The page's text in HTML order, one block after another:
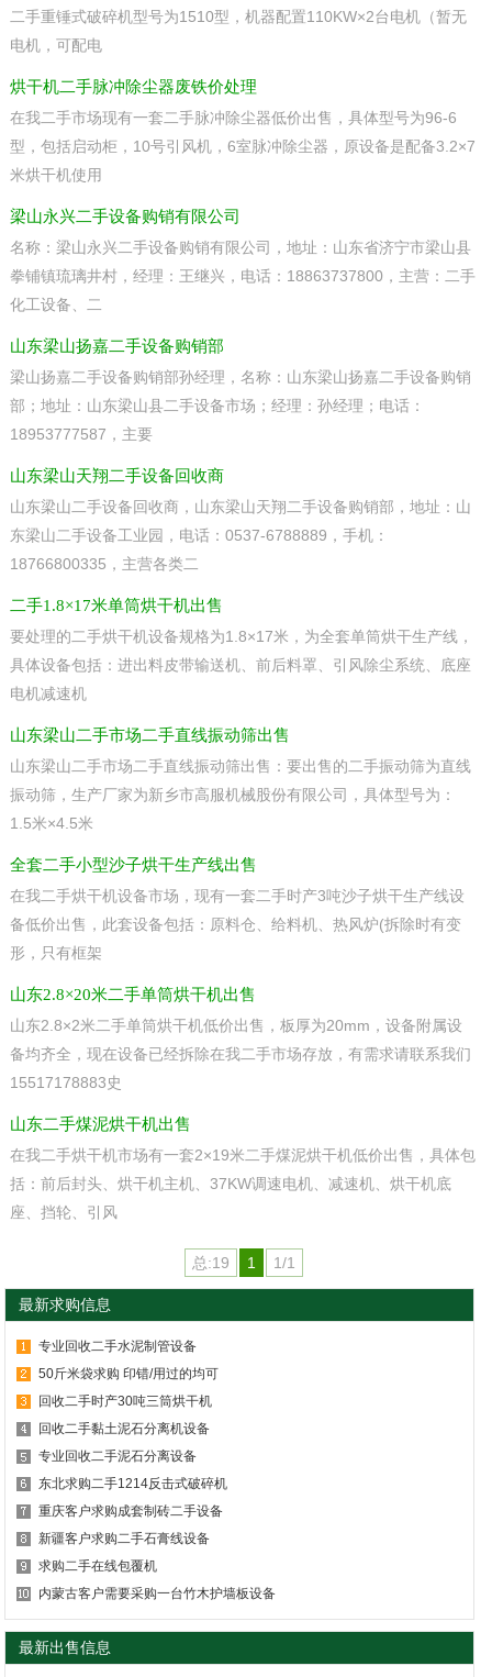
二手重锤式破碎机型号为1510型，机器配置110KW×2台电机（暂无
电机，可配电
烘干机二手脉冲除尘器废铁价处理
在我二手市场现有一套二手脉冲除尘器低价出售，具体型号为96-6
型，包括启动柜，10号引风机，6室脉冲除尘器，原设备是配备3.2×7
米烘干机使用
梁山永兴二手设备购销有限公司
名称：梁山永兴二手设备购销有限公司，地址：山东省济宁市梁山县
拳铺镇琉璃井村，经理：王继兴，电话：18863737800，主营：二手
化工设备、二
山东梁山扬嘉二手设备购销部
梁山扬嘉二手设备购销部孙经理，名称：山东梁山扬嘉二手设备购销
部；地址：山东梁山县二手设备市场；经理：孙经理；电话：
18953777587，主要
山东梁山天翔二手设备回收商
山东梁山二手设备回收商，山东梁山天翔二手设备购销部，地址：山
东梁山二手设备工业园，电话：0537-6788889，手机：
18766800335，主营各类二
二手1.8×17米单筒烘干机出售
要处理的二手烘干机设备规格为1.8×17米，为全套单筒烘干生产线，
具体设备包括：进出料皮带输送机、前后料罩、引风除尘系统、底座
电机减速机
山东梁山二手市场二手直线振动筛出售
山东梁山二手市场二手直线振动筛出售：要出售的二手振动筛为直线
振动筛，生产厂家为新乡市高服机械股份有限公司，具体型号为：
1.5米×4.5米
全套二手小型沙子烘干生产线出售
在我二手烘干机设备市场，现有一套二手时产3吨沙子烘干生产线设
备低价出售，此套设备包括：原料仓、给料机、热风炉(拆除时有变
形，只有框架
山东2.8×20米二手单筒烘干机出售
山东2.8×2米二手单筒烘干机低价出售，板厚为20mm，设备附属设
备均齐全，现在设备已经拆除在我二手市场存放，有需求请联系我们
15517178883史
山东二手煤泥烘干机出售
在我二手烘干机市场有一套2×19米二手煤泥烘干机低价出售，具体包
括：前后封头、烘干机主机、37KW调速电机、减速机、烘干机底
座、挡轮、引风
总:19 1 1/1
最新求购信息
专业回收二手水泥制管设备
50斤米袋求购 印错/用过的均可
回收二手时产30吨三筒烘干机
回收二手黏土泥石分离机设备
专业回收二手泥石分离设备
东北求购二手1214反击式破碎机
重庆客户求购成套制砖二手设备
新疆客户求购二手石膏线设备
求购二手在线包覆机
内蒙古客户需要采购一台竹木护墙板设备
最新出售信息